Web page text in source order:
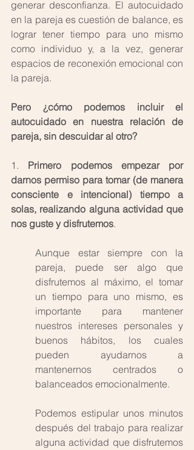
generar desconfianza. El autocuidado
en la pareja es cuestión de balance, es
lograr tener tiempo para uno mismo
como individuo y, a la vez, generar
espacios de reconexión emocional con
la pareja.
Pero ¿cómo podemos incluir el
autocuidado en nuestra relación de
pareja, sin descuidar al otro?
1. Primero podemos empezar por
darnos permiso para tomar (de manera
consciente e intencional) tiempo a
solas, realizando alguna actividad que
nos guste y disfrutemos.
Aunque estar siempre con la
pareja, puede ser algo que
disfrutemos al máximo, el tomar
un tiempo para uno mismo, es
importante para mantener
nuestros intereses personales y
buenos hábitos, los cuales
pueden ayudarnos a
mantenernos centrados o
balanceados emocionalmente.
Podemos estipular unos minutos
después del trabajo para realizar
alguna actividad que disfrutemos